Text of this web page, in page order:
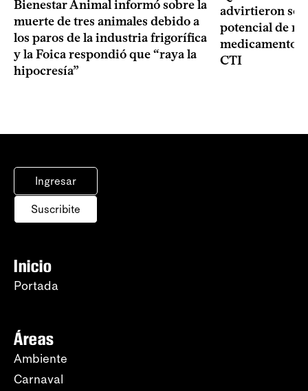
Bienestar Animal informó sobre la
muerte de tres animales debido a
los paros de la industria frigorífica
y la Foica respondió que “raya la
hipocresía”
advirtieron
potencial de
medicamentos
CTI
Ingresar
Suscribite
Inicio
Portada
Áreas
Ambiente
Carnaval